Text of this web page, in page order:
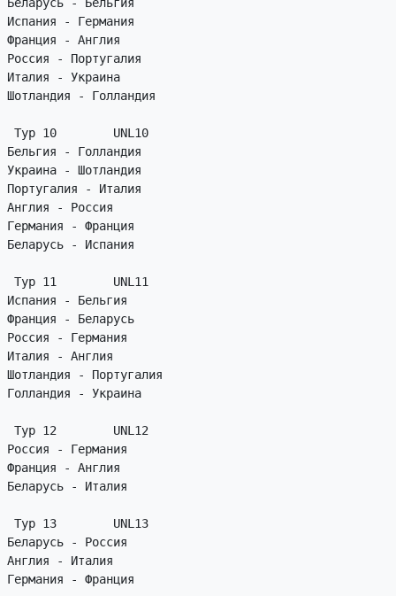
Испания - Германия
Франция - Англия
Россия - Португалия
Италия - Украина
Шотландия - Голландия
Тур 10        UNL10
Бельгия - Голландия
Украина - Шотландия
Португалия - Италия
Англия - Россия
Германия - Франция
Беларусь - Испания
Тур 11        UNL11
Испания - Бельгия
Франция - Беларусь
Россия - Германия
Италия - Англия
Шотландия - Португалия
Голландия - Украина
Тур 12        UNL12
Россия - Германия
Франция - Англия
Беларусь - Италия
Тур 13        UNL13
Беларусь - Россия
Англия - Италия
Германия - Франция